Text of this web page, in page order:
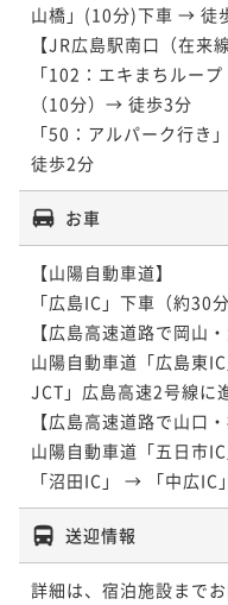
山橋」(10分)下車 → 徒
【JR広島駅南口（在来
「102：エキまちルー
（10分）→ 徒歩3分
「50：アルパーク行
徒歩2分
お車
【山陽自動車道】
「広島IC」下車（約30分
【広島高速道路で岡山
山陽自動車道「広島東
JCT」広島高速2号線に
【広島高速道路で山口
山陽自動車道「五日市
「沼田IC」 → 「中広IC
送迎情報
詳細は、宿泊施設まで